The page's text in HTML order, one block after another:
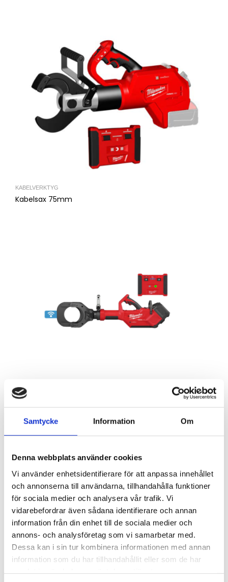
Samtycke Information Om
Denna webbplats använder cookies
Vi använder enhetsidentifierare för att anpassa innehållet
och annonserna till användarna, tillhandahålla funktioner
för sociala medier och analysera vår trafik. Vi
vidarebefordrar även sådana identifierare och annan
information från din enhet till de sociala medier och
annons- och analysföretag som vi samarbetar med.
Dessa kan i sin tur kombinera informationen med annan
information som du har tillhandahållit eller som de har
KABELVERKTYG
Kabelsax 75mm
Kabelsax 125mm